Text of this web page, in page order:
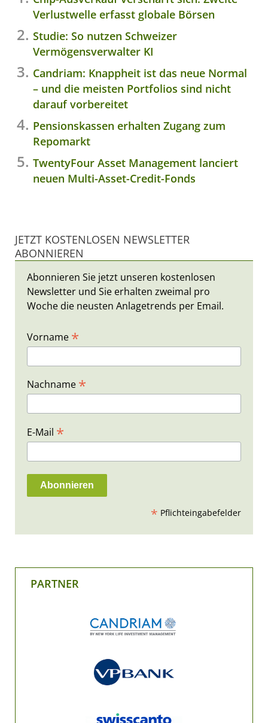
Verlustwelle erfasst globale Börsen
Studie: So nutzen Schweizer
Vermögensverwalter KI
Candriam: Knappheit ist das neue Normal
– und die meisten Portfolios sind nicht
darauf vorbereitet
Pensionskassen erhalten Zugang zum
Repomarkt
TwentyFour Asset Management lanciert
neuen Multi-Asset-Credit-Fonds
JETZT KOSTENLOSEN NEWSLETTER
ABONNIEREN
Abonnieren Sie jetzt unseren kostenlosen
Newsletter und Sie erhalten zweimal pro
Woche die neusten Anlagetrends per Email.
Vorname *
Nachname *
E-Mail *
* Pflichteingabefelder
PARTNER